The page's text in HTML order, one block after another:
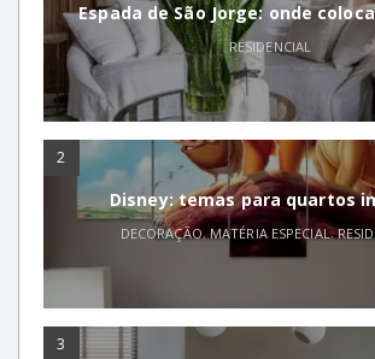
Espada de São Jorge: onde
RESIDENCIAL
2
Disney: temas para quartos
DECORAÇÃO,MATÉRIA ESPECIAL,
3